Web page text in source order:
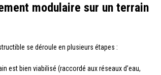
modulaire sur un terrain
se déroule en plusieurs étapes :
est bien viabilisé (raccordé aux réseaux d’eau,